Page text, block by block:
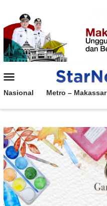
konten
Mobile
Nasional Metro – Makassar